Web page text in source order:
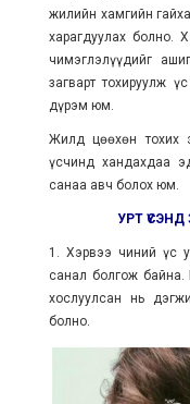
жилийн хамгийн
харагдуулах болно.
чимэглэлүүдийг
загварт тохируулж
дүрэм юм.
Жилд цөөхөн тохих
үсчинд хандахдаа
санаа авч болох юм.
УРТ
1. Хэрвээ чиний үс
санал болгож байна.
хослуулсан нь
болно.